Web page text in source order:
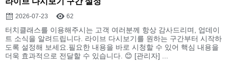
2026-07-23 62
터치클래스를 이용해주시는 고객 여러분께 항상 감사드리며, 업데이
트 소식을 알려드립니다. 라이브 다시보기를 원하는 구간부터 시작하
도록 설정해 보세요.필요한 내용을 바로 시청할 수 있어 핵심 내용을
더욱 효과적으로 전달할 수 있습니다. 😊 [관리자] ...